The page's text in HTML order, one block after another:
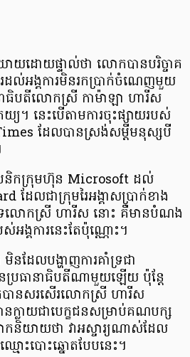
យដោយផ្ទាល់ថា លោកបានបរិច្ចាគ
ដល់អង្គការមិនរកប្រាក់ចំណេញមួយ
ាធិបតីលោកស្រី កាម៉ាឡា ហារីស
។ នេះបើតាមការចុះផ្សាយរបស់
ដែលបានស្រង់សម្តីមនុស្សបី
បនិកក្រុមហ៊ុន Microsoft ដល់
ដែលជាក្រុមរៃអង្គាសប្រាក់ខាង
រលោកស្រី ហារីស នោះ គឺមានបំណង
ស់អង្គការនេះតែប៉ុណ្ណោះ។
នដែលបង្ហាញការគាំទ្រជា
ប្រធានាធិបតីណាមួយឡើយ ប៉ុន្តែ
ានសរសើរលោកស្រី ហារីស
លាយជាបេក្ខជនសម្រាប់គណបក្ស
និយាយថា វាអស្ចារ្យណាស់ដែល
ោះបោះឆ្នោតបែបនេះ។